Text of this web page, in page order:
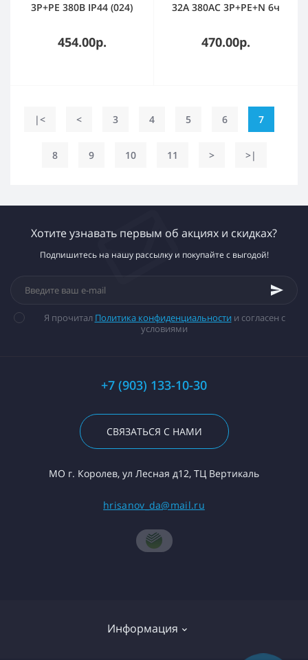
3P+РЕ 380В IP44 (024)
454.00р.
32А 380AC 3P+PE+N 6ч
470.00р.
|< < 3 4 5 6 7
8 9 10 11 > >|
Хотите узнавать первым об акциях и скидках?
Подпишитесь на нашу рассылку и покупайте с выгодой!
Я прочитал Политика конфиденциальности и согласен с
условиями
+7 (903) 133-10-30
СВЯЗАТЬСЯ С НАМИ
МО г. Королев, ул Лесная д12, ТЦ Вертикаль
hrisanov_da@mail.ru
Информация